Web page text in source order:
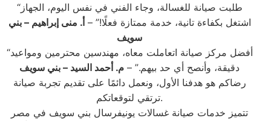
“طلبت صيانة للغسالة، وجاء الفني في نفس اليوم، الجهاز
اشتغل بكفاءة تانية، خدمة ممتازة فعلًا!” – أ. منى إبراهيم – بني
سويف
“أفضل مركز صيانة اتعاملت معاه، مهندسين محترمين ومواعيد
دقيقة، وأنصح أي حد بيهم.” – م. أحمد السيد – بني سويف
رضاكم هو هدفنا الأول، ونعمل دائمًا على تقديم تجربة صيانة
ترتقي لتوقعاتكم.
تتميز خدمات صيانة غسالات يونيفرسال بني سويف في مصر